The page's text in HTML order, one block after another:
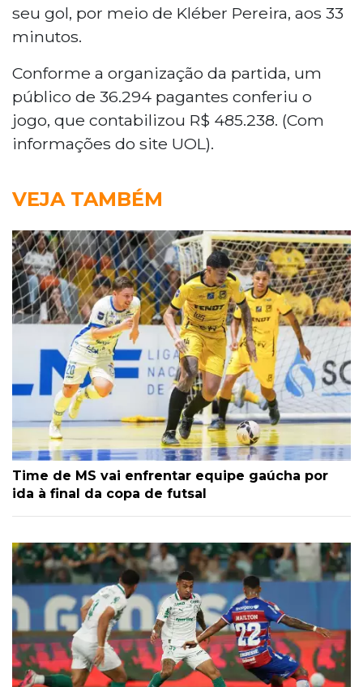
seu gol, por meio de Kléber Pereira, aos 33
minutos.
Conforme a organização da partida, um
público de 36.294 pagantes conferiu o
jogo, que contabilizou R$ 485.238. (Com
informações do site UOL).
VEJA TAMBÉM
Time de MS vai enfrentar equipe gaúcha por
ida à final da copa de futsal